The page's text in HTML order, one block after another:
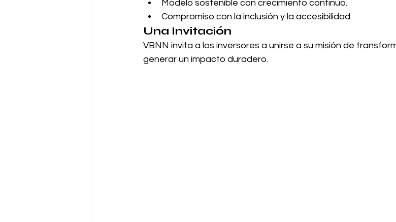
Modelo sostenible con crecimiento continuo.
Compromiso con la inclusión y la accesibilidad.
Una Invitación
VBNN invita a los inversores a unirse a su misión de
generar un impacto duradero.